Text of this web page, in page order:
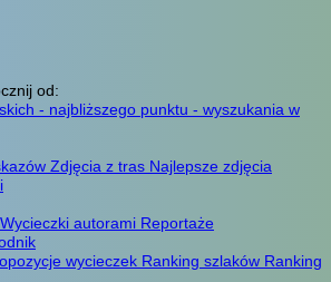
od:
- najbliższego punktu - wyszukania w
Zdjęcia z tras Najlepsze zdjęcia
Wycieczki autorami Reportaże
wycieczek Ranking szlaków Ranking